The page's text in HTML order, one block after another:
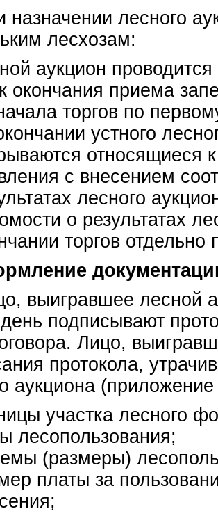
назначении лесного
лесхозам:
аукцион
окончания приема
торгов по
устного
относящиеся
с внесением
лесного
о результатах
торгов
выигравшее лесной
подписывают
Лицо,
протокола,
аукциона
участка лесного
лесопользования;
(размеры)
платы за